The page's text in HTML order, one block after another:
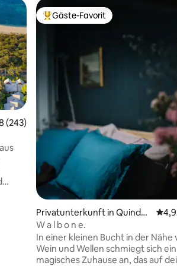
Bewertung: 4,98 von 5, 243
(243)
Beliebter Gäste-Favorit.
Gäste-Favorit
Privatunterkunft in Quindal
up
W a l b o n e.
In einer kleinen Bucht in der Nähe
Wein und Wellen schmiegt sich ein
magisches Zuhause an, das auf